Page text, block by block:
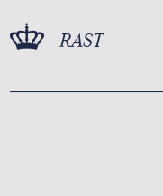
RAST